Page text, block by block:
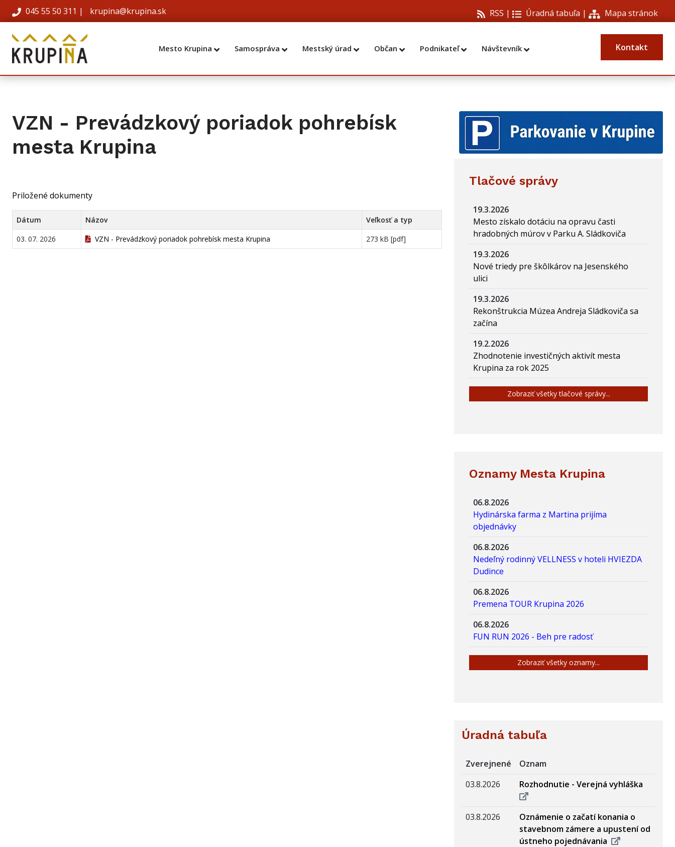
045 55 50 311 | krupina@krupina.sk RSS | Úradná tabuľa | Mapa stránok
Mesto Krupina Samospráva Mestský úrad Občan Podnikateľ Návštevník Kontakt
VZN - Prevádzkový poriadok pohrebísk
mesta Krupina
Priložené dokumenty
Dátum Názov
Veľkosť a typ
03. 07. 2026
VZN - Prevádzkový poriadok pohrebísk mesta Krupina 273 kB [pdf]
Tlačové správy
19.3.2026
Mesto získalo dotáciu na opravu časti
hradobných múrov v Parku A. Sládkoviča
19.3.2026
Nové triedy pre škôlkárov na Jesenského
ulici
19.3.2026
Rekonštrukcia Múzea Andreja Sládkoviča sa
začína
19.2.2026
Zhodnotenie investičných aktivít mesta
Krupina za rok 2025
Zobraziť všetky tlačové správy...
Oznamy Mesta Krupina
06.8.2026
Hydinárska farma z Martina prijíma
objednávky
06.8.2026
Nedeľný rodinný VELLNESS v hoteli HVIEZDA
Dudince
06.8.2026
Premena TOUR Krupina 2026
06.8.2026
FUN RUN 2026 - Beh pre radosť
Zobraziť všetky oznamy...
Úradná tabuľa
Zverejnené
Oznam
03.8.2026
Rozhodnutie - Verejná vyhláška
03.8.2026
Oznámenie o začatí konania o
stavebnom zámere a upustení od
ústneho pojednávania